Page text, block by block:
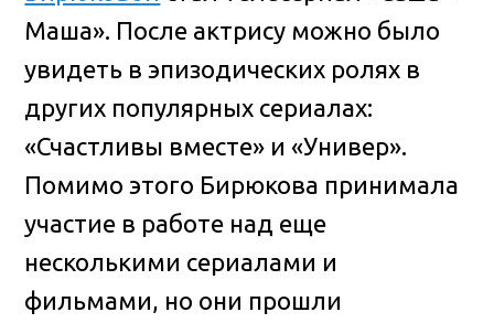
Маша». После актрису можно было
увидеть в эпизодических ролях в
других популярных сериалах:
«Счастливы вместе» и «Универ».
Помимо этого Бирюкова принимала
участие в работе над еще
несколькими сериалами и
фильмами, но они прошли